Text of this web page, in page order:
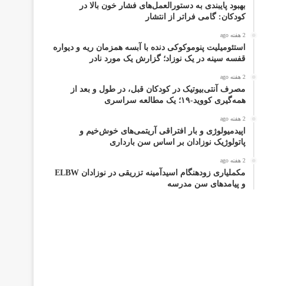
بهبود پایبندی به دستورالعمل‌های فشار خون بالا در
کودکان: گامی فراتر از انتشار
2 هفته ago
استئومیلیت پنوموکوکی دنده با آبسه همزمان ریه و دیواره
قفسه سینه در یک نوزاد؛ گزارش یک مورد نادر
2 هفته ago
مصرف آنتی‌بیوتیک در کودکان قبل، در طول و بعد از
همه‌گیری کووید-۱۹؛ یک مطالعه سراسری
2 هفته ago
اپیدمیولوژی و بار افتراقی آریتمی‌های خوش‌خیم و
پاتولوژیک نوزادان بر اساس سن بارداری
2 هفته ago
مکملیاری زودهنگام اسیدآمینه تزریقی در نوزادان ELBW
و پیامدهای سن مدرسه